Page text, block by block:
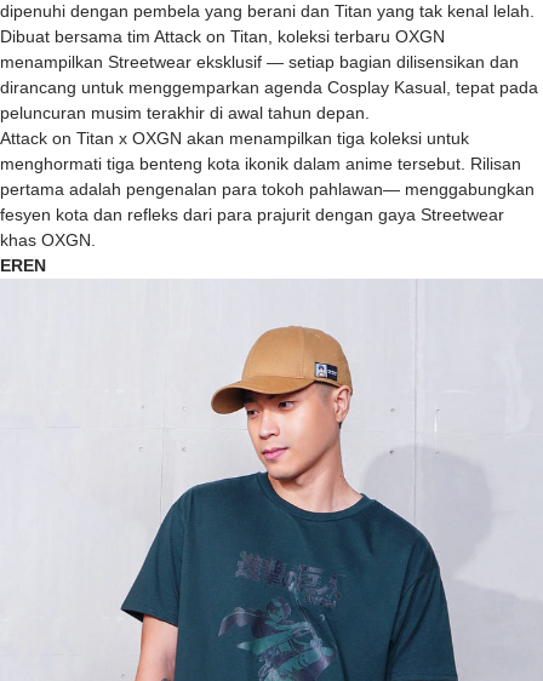
dipenuhi dengan pembela yang berani dan Titan yang tak kenal lelah.
Dibuat bersama tim Attack on Titan, koleksi terbaru OXGN
menampilkan Streetwear eksklusif — setiap bagian dilisensikan dan
dirancang untuk menggemparkan agenda Cosplay Kasual, tepat pada
peluncuran musim terakhir di awal tahun depan.
Attack on Titan x OXGN akan menampilkan tiga koleksi untuk
menghormati tiga benteng kota ikonik dalam anime tersebut. Rilisan
pertama adalah pengenalan para tokoh pahlawan— menggabungkan
fesyen kota dan refleks dari para prajurit dengan gaya Streetwear
khas OXGN.
EREN